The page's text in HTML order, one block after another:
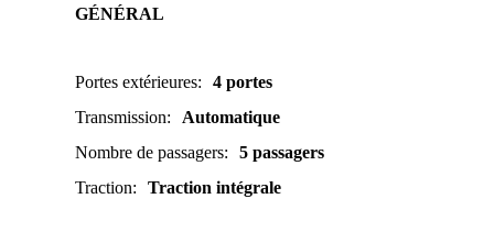
GÉNÉRAL
Portes extérieures:
4 portes
Transmission:
Automatique
Nombre de passagers:
5 passagers
Traction: Traction intégrale